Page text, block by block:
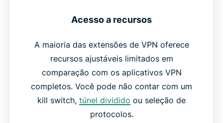
Acesso a recursos
A maioria das extensões de VPN oferece
recursos ajustáveis ​​limitados em
comparação com os aplicativos VPN
completos. Você pode não contar com um
kill switch, túnel dividido ou seleção de
protocolos.